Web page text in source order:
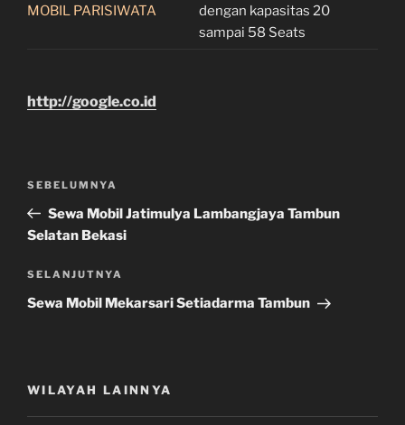
MOBIL PARISIWATA
dengan kapasitas 20
sampai 58 Seats
http://google.co.id
Pos
Sebelumnya
SEBELUMNYA
Sewa Mobil Jatimulya Lambangjaya Tambun
Selatan Bekasi
Pos
Selanjutnya
SELANJUTNYA
Sewa Mobil Mekarsari Setiadarma Tambun
WILAYAH LAINNYA